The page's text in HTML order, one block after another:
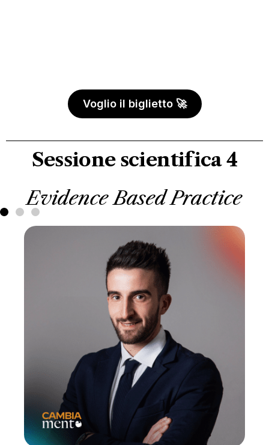
Voglio il biglietto 🚀
Sessione scientifica 4
Evidence Based Practice